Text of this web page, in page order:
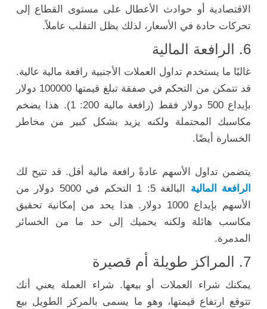
الاقتصادية أو حوادث الأعطال على مستوى القطاع إلى
تحركات حادة في الأسعار، لذلك يظل التقلب عاملاً.
6. الرافعة المالية
غالبًا ما يستخدم تداول العملات الأجنبية رافعة مالية عالية.
قد تتمكن من التحكم في صفقة تبلغ قيمتها 100000 دولار
بإيداع 500 دولار فقط (رافعة مالية 200: 1). هذا يضخم
مكاسبك المحتملة ولكنه يزيد بشكل كبير من مخاطر
الخسارة أيضًا.
يتضمن تداول الأسهم عادةً رافعة مالية أقل. قد تتيح لك
الرافعة المالية
البالغة 5: 1 التحكم في 5000 دولار من
الأسهم بإيداع 1000 دولار. هذا يحد من إمكانية تحقيق
مكاسب هائلة ولكنه يحميك إلى حد ما من الخسائر
المدمرة.
7. المراكز طويلة أم قصيرة
يمكنك شراء العملات أو بيعها. شراء العملة يعني أنك
تتوقع ارتفاع قيمتها، وهو ما يسمى بالمركز الطويل بيع